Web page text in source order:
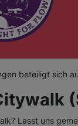
beteiligt sich
Lasst uns